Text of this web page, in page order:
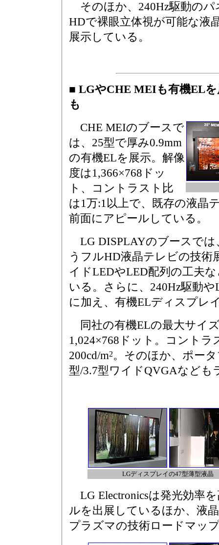
そのほか、240Hz駆動のパ
HDで裸眼立体視が可能な液
展示している。
■ LGやCHE MEIも有機EL
も
CHE MEIのブースで
は、25型で厚み0.9mm
の有機ELを展示。解像
度は1,366×768ドッ
ト、コントラスト比
は1万:1以上で、既存の液晶
前面にアピールしている。
LG DISPLAYのブースでは
うフルHD液晶テレビの技術
イドLEDやLED配列の工夫
いる。さらに、240Hz駆動
に加え、有機ELディスプレ
同社の有機ELの最大サイ
1,024×768ドット。コントラ
200cd/m2。そのほか、ポー
型/3.7型ワイドQVGAなど
LGディスプレイの47型薄型液晶
LG Electronicsは発光効率
ルを出展しているほか、液
プラズマの技術ロードマッ